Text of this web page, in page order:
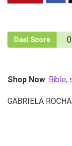
Deal Score 0
Shop Now: Bible,
GABRIELA